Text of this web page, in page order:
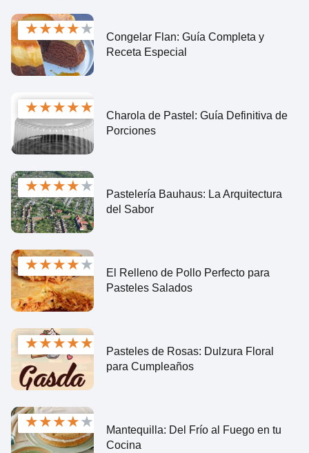
★★★★★
Congelar Flan: Guía Completa y
Receta Especial
★★★★★
Charola de Pastel: Guía Definitiva de
Porciones
★★★★★
Pastelería Bauhaus: La Arquitectura
del Sabor
★★★★★
El Relleno de Pollo Perfecto para
Pasteles Salados
★★★★★
Pasteles de Rosas: Dulzura Floral
para Cumpleaños
★★★★★
Mantequilla: Del Frío al Fuego en tu
Cocina